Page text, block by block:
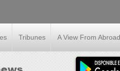
Tribunes A View From Abroad